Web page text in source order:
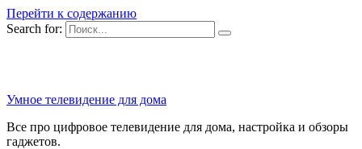
Перейти к содержанию
Search for:
Умное телевидение для дома
Все про цифровое телевидение для дома, настройка и обзоры
гаджетов.